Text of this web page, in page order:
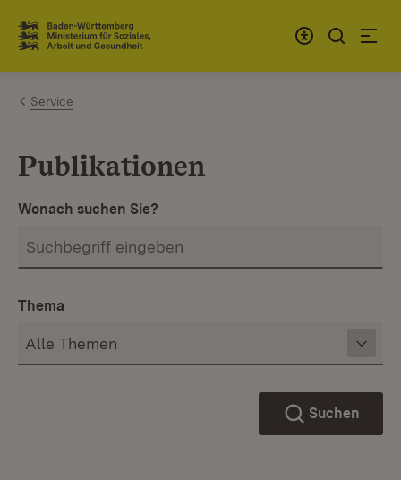
Zum Inhalt springen
Link zur Startseite
Service
Publikationen
Wonach suchen Sie?
Thema
Suchen